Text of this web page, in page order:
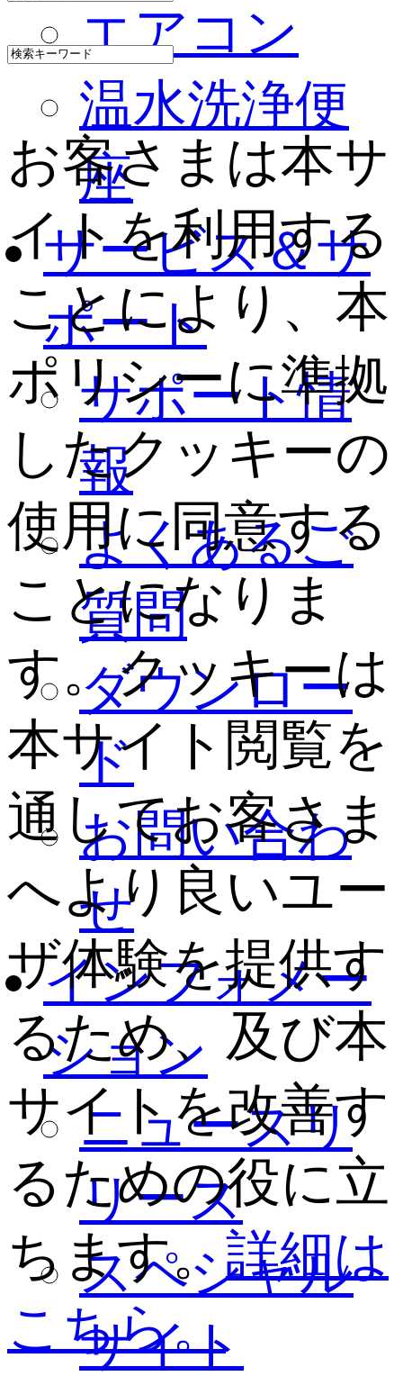
エアコン
温水洗浄便
座
サービス＆サ
ポート
サポート情
報
よくあるご
質問
ダウンロー
ド
お問い合わ
せ
インフォメー
ション
ニュースリ
リース
スペシャル
サイト
お客さまは本サ
イトを利用する
ことにより、本
ポリシーに準拠
したクッキーの
使用に同意する
ことになりま
す。クッキーは
本サイト閲覧を
通してお客さま
へより良いユー
ザ体験を提供す
るため、及び本
サイトを改善す
るための役に立
ちます。詳細は
こちら。